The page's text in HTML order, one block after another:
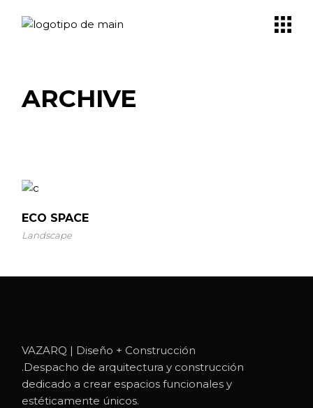
ARCHIVE
ECO SPACE
Landscape
VAZARQ | Diseño + Construcción
.Despacho de arquitectura y construcción
dedicado a crear espacios funcionales y
estéticamente únicos.